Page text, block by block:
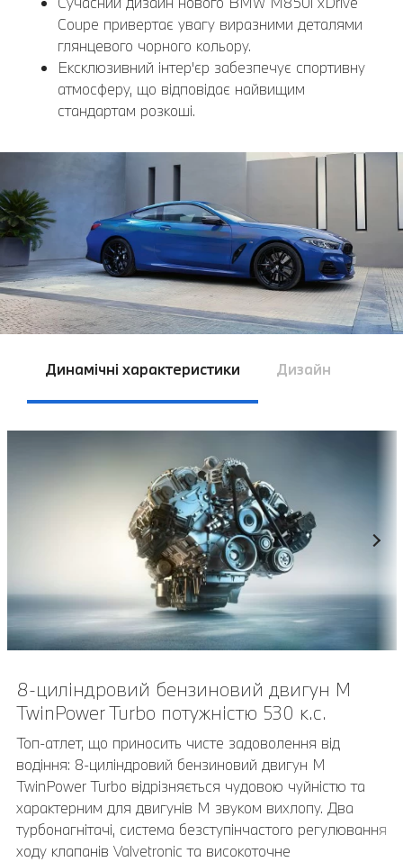
Coupe привертає увагу виразними деталями
глянцевого чорного кольору.
Ексклюзивний інтер'єр забезпечує спортивну
атмосферу, що відповідає найвищим
стандартам розкоші.
Динамічні характеристики Дизайн
8-циліндровий бензиновий двигун M
TwinPower Turbo потужністю 530 к.с.
Топ-атлет, що приносить чисте задоволення від
водіння: 8-циліндровий бензиновий двигун M
TwinPower Turbo відрізняється чудовою чуйністю та
характерним для двигунів M звуком вихлопу. Два
турбонагнітачі, система безступінчастого регулювання
ходу клапанів Valvetronic та високоточне
Карбоновий пакет обробки екстер'єру M.
Карбоновий пакет обробки екстер'єру M підкреслює
спортивні амбіції автомобіля. Бічні аеродинамічні
елементи у передньому бампері, накладки дзеркал
заднього виду та задній спойлер виготовляються із
посиленого вуглеволокном пластику (карбону).
Завершальним елементом пакета є дифузор,
розташований у задній частині автомобіля.